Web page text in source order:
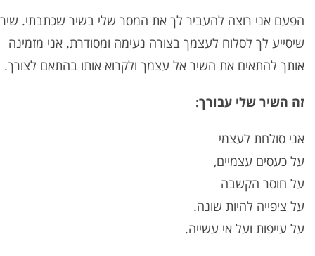
הפעם אני רוצה להעביר לך את המסר שלי בשיר שכתבתי. שיר
שיסייע לך לסלוח לעצמך בצורה נעימה ומסודרת. אני מזמינה
אותך להתאים את השיר אל עצמך ולקרוא אותו בהתאם לצורך.
זה השיר שלי עבורך:
אני סולחת לעצמי
על כעסים עצמיים,
על חוסר הקשבה
על ציפייה להיות שונה.
על עייפות ועל אי עשייה.